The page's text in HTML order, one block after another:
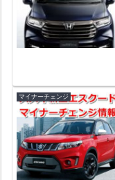
マイナーチェンジ